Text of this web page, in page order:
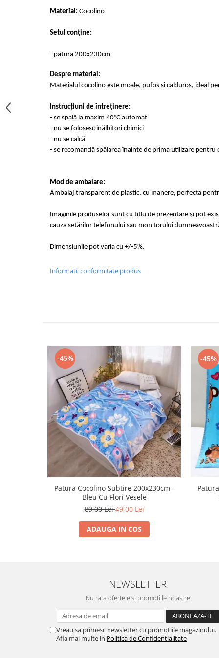
Cearceaf cu elastic 4 piese
Lenjerii Catifea
Lenjerii Pufoase Fluffy/ Rabbit
Bumbac Neted Nesatinat
Bumbac 100% Poplin Hobby
Bumbac 100%
Lenjerii Satin Premium
Lenjerii Jacquard
Lenjerii Creponate
Lenjerii pentru PASTE
Set Lenjerie + Draperii Pat Dublu
Huse De Pat Tricotate 160x200cm
Huse Impermeabile
Material: Cocolino
Setul conține:
- patura 200x230cm
Despre material:
Materialul cocolino este moale, pufos si calduros, ideal
Instrucțiuni de întreținere:
- se spală la maxim 40°C automat
- nu se folosesc inălbitori chimici
- nu se calcă
- se recomandă spălarea înainte de prima utilizare pentru
Mod de ambalare:
Ambalaj transparent de plastic, cu manere, perfecta
Imaginile produselor sunt cu titlu de prezentare și pot
cauza setărilor telefonului sau monitorului
Dimensiunile pot varia cu +/-5%.
Informatii conformitate produs
-45%
Patura Cocolino Subtire 200x230cm -
Bleu Cu Flori Vesele
89,00 Lei49,00 Lei
ADAUGA IN COS
-45%
NEWSLETTER
Nu rata ofertele si promotiile noastre
Vreau sa primesc newsletter cu promotiile magazinului.
Afla mai multe in Politica de Confidentialitate